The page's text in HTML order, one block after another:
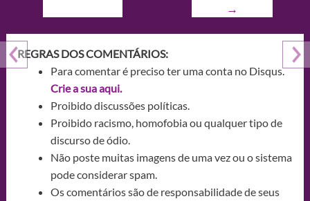
→
REGRAS DOS COMENTÁRIOS:
Para comentar é preciso ter uma conta no Disqus.
Crie a sua aqui.
Proibido discussões políticas.
Proibido racismo, homofobia ou qualquer tipo de
discurso de ódio.
Não poste muitas imagens de uma vez ou o sistema
pode considerar spam.
Os comentários são de responsabilidade de seus